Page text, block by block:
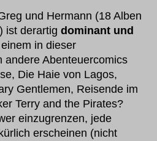
und Hermann (18 Alben
ist derartigdominant und
in dieser
andere Abenteuercomics
Die Haie von Lagos,
Gentlemen, Reisende im
Terry and the Pirates?
einzugrenzen, jede
erscheinen (nicht